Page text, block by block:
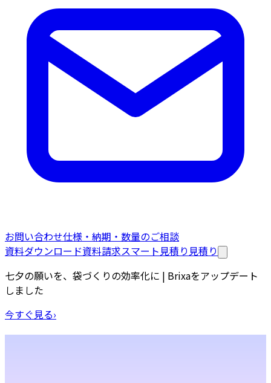
お問い合わせ仕様・納期・数量のご相談
資料ダウンロード資料請求スマート見積り見積り
七夕の願いを、袋づくりの効率化に | Brixaをアップデート
しました
今すぐ見る›